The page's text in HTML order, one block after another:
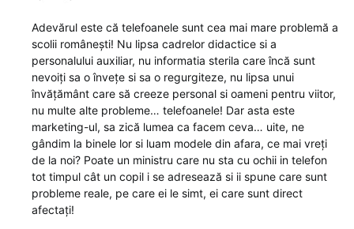
Adevărul este că telefoanele sunt cea mai mare problemă a
scolii românești! Nu lipsa cadrelor didactice si a
personalului auxiliar, nu informatia sterila care încă sunt
nevoiți sa o învețe si sa o regurgiteze, nu lipsa unui
învățământ care să creeze personal si oameni pentru viitor,
nu multe alte probleme… telefoanele! Dar asta este
marketing-ul, sa zică lumea ca facem ceva… uite, ne
gândim la binele lor si luam modele din afara, ce mai vreți
de la noi? Poate un ministru care nu sta cu ochii in telefon
tot timpul cât un copil i se adresează si ii spune care sunt
probleme reale, pe care ei le simt, ei care sunt direct
afectați!